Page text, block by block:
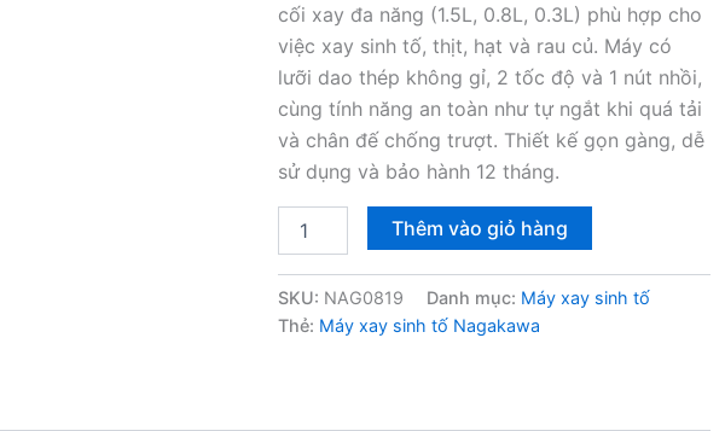
cối xay đa năng (1.5L, 0.8L, 0.3L) phù hợp cho
việc xay sinh tố, thịt, hạt và rau củ. Máy có
lưỡi dao thép không gỉ, 2 tốc độ và 1 nút nhồi,
cùng tính năng an toàn như tự ngắt khi quá tải
và chân đế chống trượt. Thiết kế gọn gàng, dễ
sử dụng và bảo hành 12 tháng.
xay
tố
Nagakawa
NAG0819
Thêm vào giỏ hàng
SKU: NAG0819 Danh mục: Máy xay sinh tố
Thẻ: Máy xay sinh tố Nagakawa